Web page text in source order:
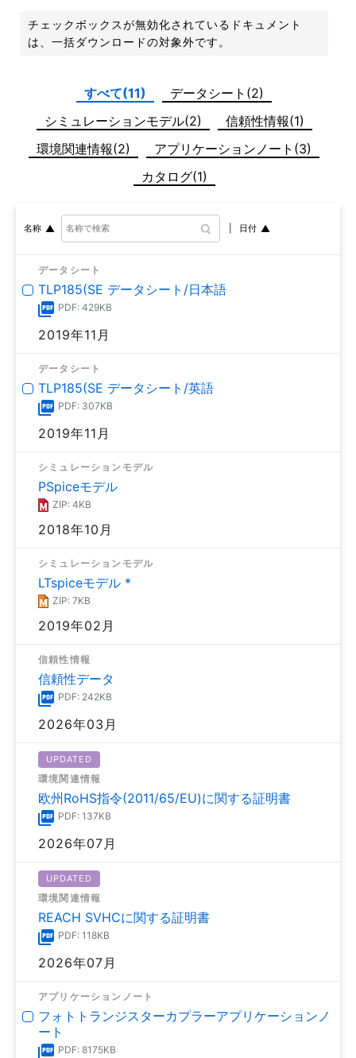
チェックボックスが無効化されているドキュメント
は、一括ダウンロードの対象外です。
すべて(11)
データシート(2)
シミュレーションモデル(2)
信頼性情報(1)
環境関連情報(2)
アプリケーションノート(3)
カタログ(1)
名称 日付
データシート
TLP185(SE データシート/日本語
PDF: 429KB
2019年11月
データシート
TLP185(SE データシート/英語
PDF: 307KB
2019年11月
シミュレーションモデル
PSpiceモデル
ZIP: 4KB
2018年10月
シミュレーションモデル
LTspiceモデル *
ZIP: 7KB
2019年02月
信頼性情報
信頼性データ
PDF: 242KB
2026年03月
UPDATED
環境関連情報
欧州RoHS指令(2011/65/EU)に関する証明書
PDF: 137KB
2026年07月
UPDATED
環境関連情報
REACH SVHCに関する証明書
PDF: 118KB
2026年07月
アプリケーションノート
フォトトランジスターカプラーアプリケーションノ
ート
PDF: 8175KB